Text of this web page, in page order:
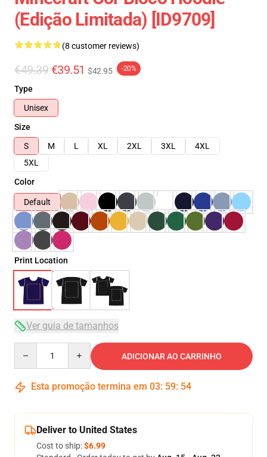
(Edição Limitada) [ID9709]
(8 customer reviews)
€49.39 €39.51 $42.95 -20%
Type
Unisex
Size
S
M L XL 2XL 3XL
4XL
5XL
Color
Default
Print Location
Ver guia de tamanhos
ADICIONAR AO CARRINHO
Esta promoção termina em 03: 59: 53
Deliver to United States
Cost to ship:$6.99